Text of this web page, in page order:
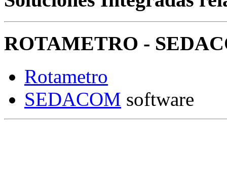
ROTAMETRO -
Rotametro
SEDACOM software